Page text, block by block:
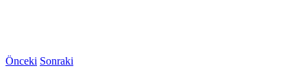
Önceki Sonraki